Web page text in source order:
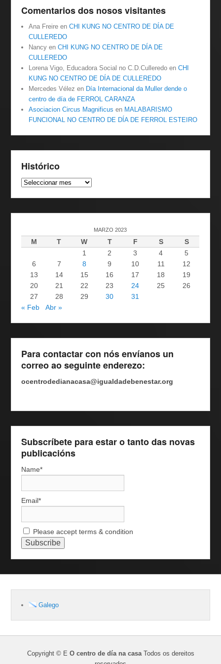
Comentarios dos nosos visitantes
Ana Freire enCHI KUNG NO CENTRO DE DÍA DE
CULLEREDO
Nancy enCHI KUNG NO CENTRO DE DÍA DE
CULLEREDO
Lorena Vigo, Educadora Social no C.D.Culleredo enCHI
KUNG NO CENTRO DE DÍA DE CULLEREDO
Mercedes Vélez en Día Internacional da Muller dende o
centro de día de FERROL CARANZA
Asociacion Circus Magnificus en MALABARISMO
FUNCIONAL NO CENTRO DE DÍA DE FERROL ESTEIRO
Histórico
Histórico
MARZO 2023
M T W T F S
S
1
2 3 4
5
6
7 8 9 10 11
12
13
14 15 16 17 18
19
20
21 22 23 24 25
26
27
28 29 30
31
« Feb
Abr »
Para contactar con nós envíanos un
correo ao seguinte enderezo:
ocentrodedianacasa@igualdadebenestar.org
Subscríbete para estar o tanto das novas
publicacións
Name*
Email*
Please accept terms & condition
Galego
Copyright © E O centro de día na casaTodos os dereitos